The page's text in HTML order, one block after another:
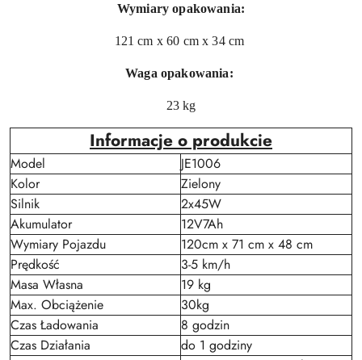
Wymiary opakowania:
121 cm x 60 cm x 34 cm
Waga opakowania:
23 kg
Informacje o produkcie
Model
JE1006
Kolor
Zielony
Silnik
2x45W
Akumulator
12V7Ah
Wymiary Pojazdu
120cm x 71 cm x 48 cm
Prędkość
3-5 km/h
Masa Własna
19 kg
Max. Obciążenie
30kg
Czas Ładowania
8 godzin
Czas Działania
do 1 godziny